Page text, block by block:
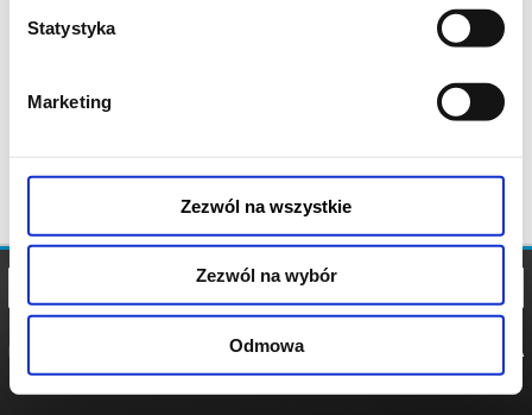
Statystyka
Marketing
Zezwól na wszystkie
Zezwól na wybór
Odmowa
POLITYKA
POLITYKA